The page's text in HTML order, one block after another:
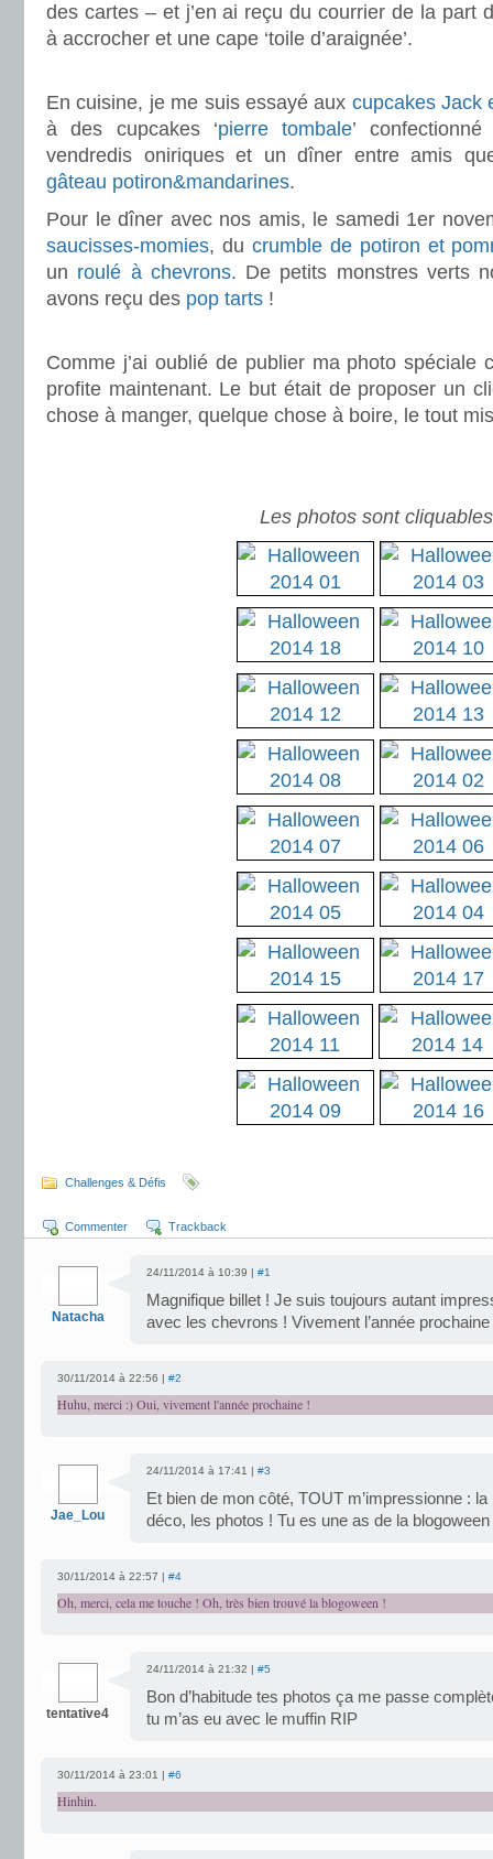
des cartes – et j’en ai reçu du courrier de la part
à accrocher et une cape ‘toile d’araignée’.
En cuisine, je me suis essayé aux cupcakes Jack
à des cupcakes ‘pierre tombale’
vendredis oniriques et un dîner entre amis
gâteau potiron&mandarines.
Pour le dîner avec nos amis, le samedi 1er
saucisses-momies, du crumble de potiron et
un roulé à chevrons. De petits monstres verts
avons reçu des pop tarts !
Comme j’ai oublié de publier ma photo spéciale
profite maintenant. Le but était de proposer un
chose à manger, quelque chose à boire, le tout
Les photos sont cliquables
Challenges & Défis
Commenter Trackback
Natacha
24/11/2014 à 10:39 | #1
Magnifique billet ! Je suis toujours autant
avec les chevrons ! Vivement l’année prochaine
30/11/2014 à 22:56 | #2
Huhu, merci :) Oui, vivement l'année prochaine !
Jae_Lou
24/11/2014 à 17:41 | #3
Et bien de mon côté, TOUT m’impressionne :
déco, les photos ! Tu es une as de la blogoween
30/11/2014 à 22:57 | #4
Oh, merci, cela me touche ! Oh, très bien trouvé la blogoween !
tentative4
24/11/2014 à 21:32 | #5
Bon d’habitude tes photos ça me passe
tu m’as eu avec le muffin RIP
30/11/2014 à 23:01 | #6
Hinhin.